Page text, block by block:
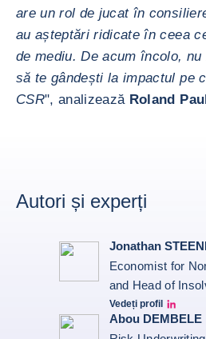
are un rol de jucat în
au așteptări ridicate în ceea
de mediu. De acum încolo,
să te gândești la impactul pe
CSR", analizează Roland
Autori și experți
Jonathan
Economist for
and Head of
Vedeți profil
Jonathan Steenberg
Abou DEMBELE